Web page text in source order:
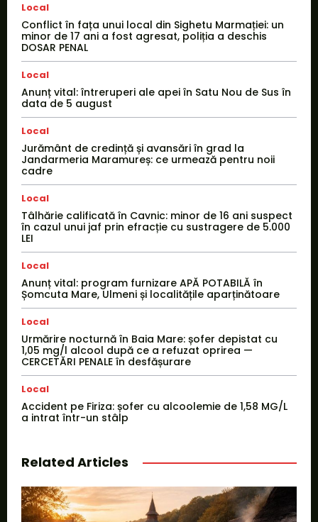
Local
Conflict în fața unui local din Sighetu Marmației: un
minor de 17 ani a fost agresat, poliția a deschis
DOSAR PENAL
Local
Anunț vital: întreruperi ale apei în Satu Nou de Sus în
data de 5 august
Local
Jurământ de credință și avansări în grad la
Jandarmeria Maramureș: ce urmează pentru noii
cadre
Local
Tâlhărie calificată în Cavnic: minor de 16 ani suspect
în cazul unui jaf prin efracție cu sustragere de 5.000
LEI
Local
Anunț vital: program furnizare APĂ POTABILĂ în
Șomcuta Mare, Ulmeni și localitățile aparținătoare
Local
Urmărire nocturnă în Baia Mare: șofer depistat cu
1,05 mg/l alcool după ce a refuzat oprirea —
CERCETĂRI PENALE în desfășurare
Local
Accident pe Firiza: șofer cu alcoolemie de 1,58 MG/L
a intrat într-un stâlp
Related Articles